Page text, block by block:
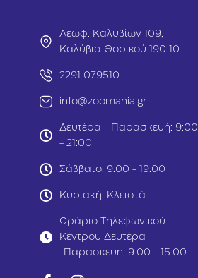
Λεωφ. Καλυβίων 109,
Καλύβια Θορικού 190 10
2291 079510
info@zoomania.gr
Δευτέρα - Παρασκευή: 9:00
- 21:00
Σάββατο: 9:00 - 19:00
Κυριακή: Κλειστά
Ωράριο Τηλεφωνικού
Κέντρου Δευτέρα
-Παρασκευή: 9:00 - 15:00